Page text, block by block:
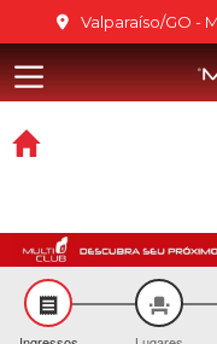
Ir para o conteúdo
Ir para o menu
Ir para o rodapé
Valparaíso/GO -